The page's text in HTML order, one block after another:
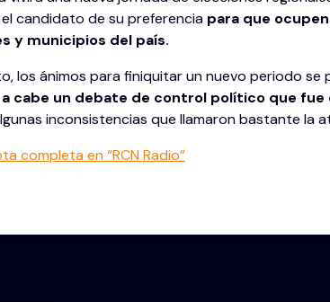
candidato de su preferencia para que
y municipios del país.
los ánimos para finiquitar un nuevo periodo
cabe un debate de control político que
inconsistencias que llamaron bastante la
completa en “RCN Radio”